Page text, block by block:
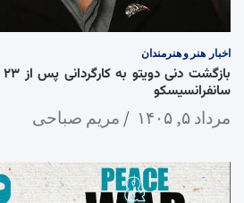
اخبار هنر و هنرمندان
سانفرانسیسکو
مرداد ۵, ۱۴۰۵ مریم صباحی